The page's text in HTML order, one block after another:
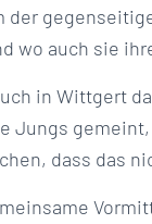
der
wo auch sie
in Wittgert
Jungs
dass das